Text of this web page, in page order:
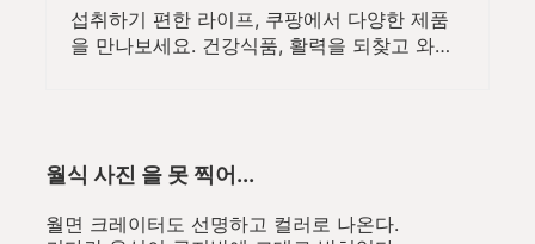
섭취하기 편한 라이프, 쿠팡에서 다양한 제품
을 만나보세요. 건강식품, 활력을 되찾고 와우
월식 사진 을 못 찍어...
월면 크레이터도 선명하고 컬러로 나온다.